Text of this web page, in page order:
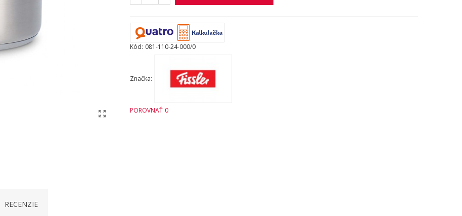
Kód: 081-110-24-000/0
Značka:
POROVNAŤ 0
RECENZIE